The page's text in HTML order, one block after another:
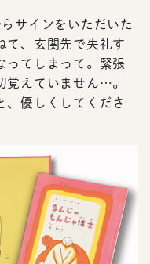
サインをいただいた
て、玄関先で失礼す
ってしまって。緊張
覚えていません…。
、優しくしてくださ